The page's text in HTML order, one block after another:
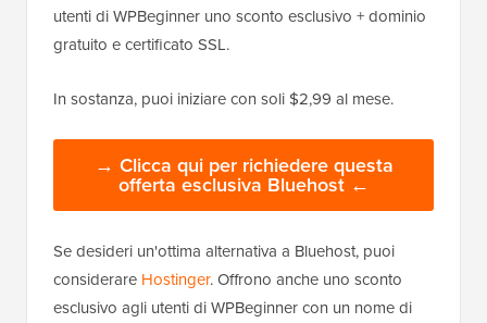
utenti di WPBeginner uno sconto esclusivo + dominio
gratuito e certificato SSL.
In sostanza, puoi iniziare con soli $2,99 al mese.
→ Clicca qui per richiedere questa
offerta esclusiva Bluehost ←
Se desideri un'ottima alternativa a Bluehost, puoi
considerare Hostinger. Offrono anche uno sconto
esclusivo agli utenti di WPBeginner con un nome di